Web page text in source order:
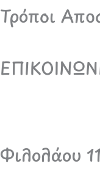
Τρόποι
Φιλολάου